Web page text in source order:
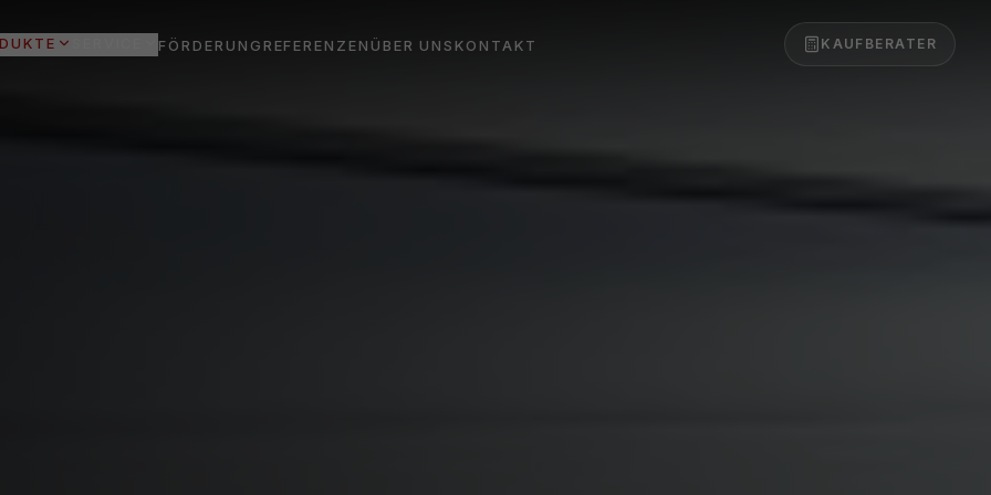
FÖRDERUNG REFERENZEN ÜBER UNS KONTAKT KAUFBERATER